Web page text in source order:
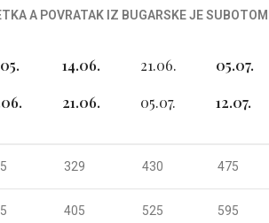
A POVRATAK IZ BUGARSKE JE
14.06.
21.06.
21.06.
05.07.
05.07.
12.07.
329 430 475
405 525 595